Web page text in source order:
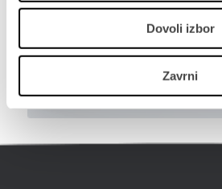
Dovoli izbor
Zavrni
PRIJAVITE SE NA E-